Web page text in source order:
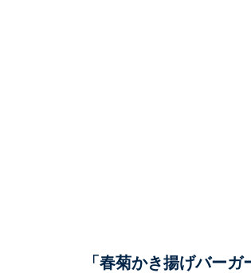
「春菊かき揚げバーガ